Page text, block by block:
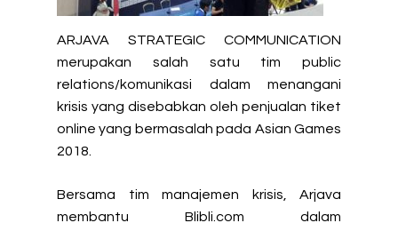
ARJAVA STRATEGIC COMMUNICATION
merupakan salah satu tim public
relations/komunikasi dalam menangani
krisis yang disebabkan oleh penjualan tiket
online yang bermasalah pada Asian Games
2018.
Bersama tim manajemen krisis, Arjava
membantu Blibli.com dalam